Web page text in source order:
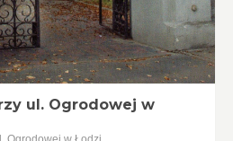
ul. Ogrodowej w